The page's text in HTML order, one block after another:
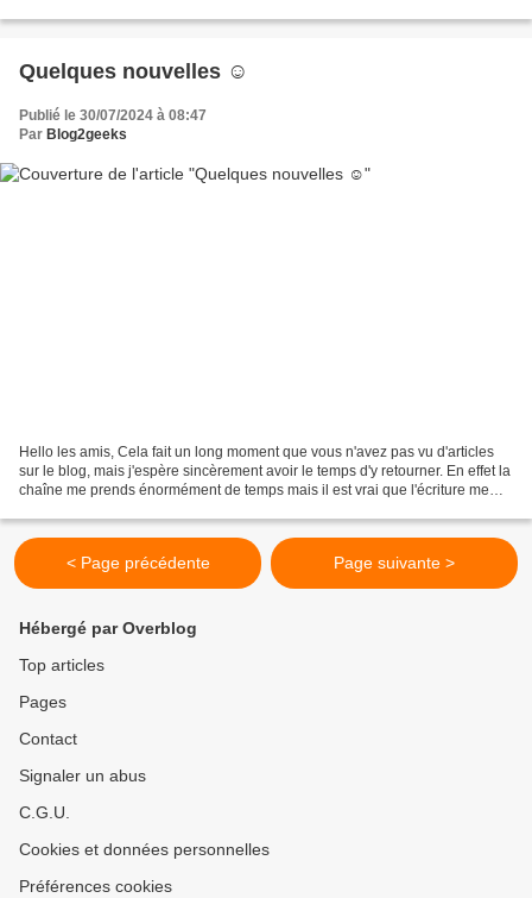
Quelques nouvelles ☺️
Publié le 30/07/2024 à 08:47
Par Blog2geeks
Hello les amis, Cela fait un long moment que vous n'avez pas vu d'articles
sur le blog, mais j'espère sincèrement avoir le temps d'y retourner. En effet la
chaîne me prends énormément de temps mais il est vrai que l'écriture me
< Page précédente Page suivante >
Hébergé par Overblog
Top articles
Pages
Contact
Signaler un abus
C.G.U.
Cookies et données personnelles
Préférences cookies